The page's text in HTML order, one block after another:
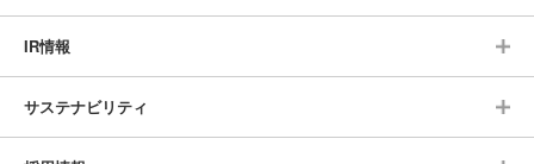
IR情報
サステナビリティ